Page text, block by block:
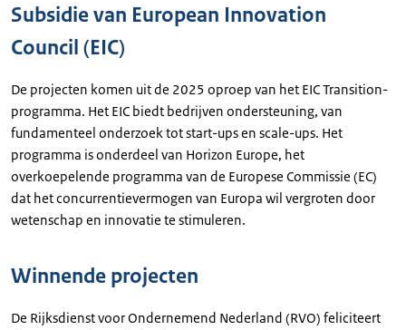
Subsidie van European Innovation
Council (EIC)
De projecten komen uit de 2025 oproep van het EIC Transition-
programma. Het EIC biedt bedrijven ondersteuning, van
fundamenteel onderzoek tot start-ups en scale-ups. Het
programma is onderdeel van Horizon Europe, het
overkoepelende programma van de Europese Commissie (EC)
dat het concurrentievermogen van Europa wil vergroten door
wetenschap en innovatie te stimuleren.
Winnende projecten
De Rijksdienst voor Ondernemend Nederland (RVO) feliciteert